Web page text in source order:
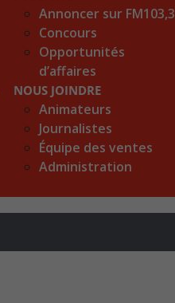
Annoncer sur FM103,3
Concours
Opportunités
d’affaires
NOUS JOINDRE
Animateurs
Journalistes
Équipe des ventes
Administration